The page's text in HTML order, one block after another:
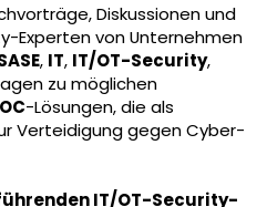
Diskussionen und
Experten von Unternehmen
, IT, IT/OT-Security,
zu möglichen
-Lösungen, die als
Verteidigung gegen Cyber-
IT/OT-Security-